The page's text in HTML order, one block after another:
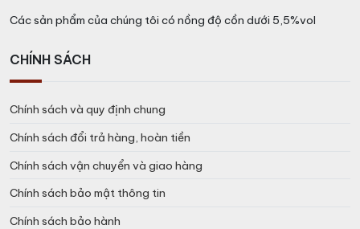
Các sản phẩm của chúng tôi có nồng độ cồn dưới 5,5%vol
CHÍNH SÁCH
Chính sách và quy định chung
Chính sách đổi trả hàng, hoàn tiền
Chính sách vận chuyển và giao hàng
Chính sách bảo mật thông tin
Chính sách bảo hành